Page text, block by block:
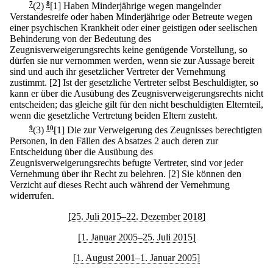
7(2) 8[1] Haben Minderjährige wegen mangelnder
Verstandesreife oder haben Minderjährige oder Betreute wegen
einer psychischen Krankheit oder einer geistigen oder seelischen
Behinderung von der Bedeutung des
Zeugnisverweigerungsrechts keine genügende Vorstellung, so
dürfen sie nur vernommen werden, wenn sie zur Aussage bereit
sind und auch ihr gesetzlicher Vertreter der Vernehmung
zustimmt. [2] Ist der gesetzliche Vertreter selbst Beschuldigter, so
kann er über die Ausübung des Zeugnisverweigerungsrechts nicht
entscheiden; das gleiche gilt für den nicht beschuldigten Elternteil,
wenn die gesetzliche Vertretung beiden Eltern zusteht.
9(3) 10[1] Die zur Verweigerung des Zeugnisses berechtigten
Personen, in den Fällen des Absatzes 2 auch deren zur
Entscheidung über die Ausübung des
Zeugnisverweigerungsrechts befugte Vertreter, sind vor jeder
Vernehmung über ihr Recht zu belehren. [2] Sie können den
Verzicht auf dieses Recht auch während der Vernehmung
widerrufen.
[25. Juli 2015–22. Dezember 2018]
[1. Januar 2005–25. Juli 2015]
[1. August 2001–1. Januar 2005]